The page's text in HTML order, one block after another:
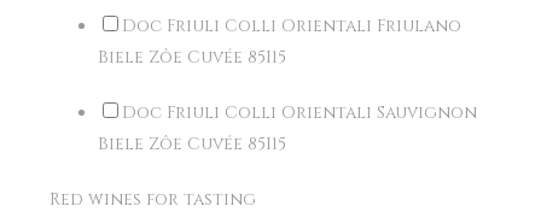
Doc Friuli Colli Orientali Friulano
Biele Zôe Cuvée 85I15
Doc Friuli Colli Orientali Sauvignon
Biele Zôe Cuvée 85I15
Red wines for tasting